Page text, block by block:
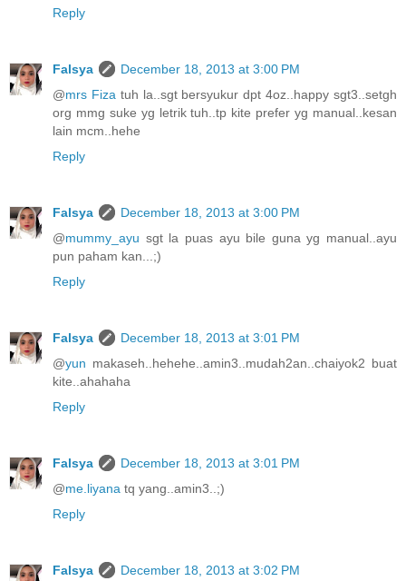
Reply
Falsya
December 18, 2013 at 3:00 PM
@mrs Fiza tuh la..sgt bersyukur dpt 4oz..happy sgt3..setgh
org mmg suke yg letrik tuh..tp kite prefer yg manual..kesan
lain mcm..hehe
Reply
Falsya
December 18, 2013 at 3:00 PM
@mummy_ayu sgt la puas ayu bile guna yg manual..ayu
pun paham kan...;)
Reply
Falsya
December 18, 2013 at 3:01 PM
@yun makaseh..hehehe..amin3..mudah2an..chaiyok2 buat
kite..ahahaha
Reply
Falsya
December 18, 2013 at 3:01 PM
@me.liyana tq yang..amin3..;)
Reply
Falsya
December 18, 2013 at 3:02 PM